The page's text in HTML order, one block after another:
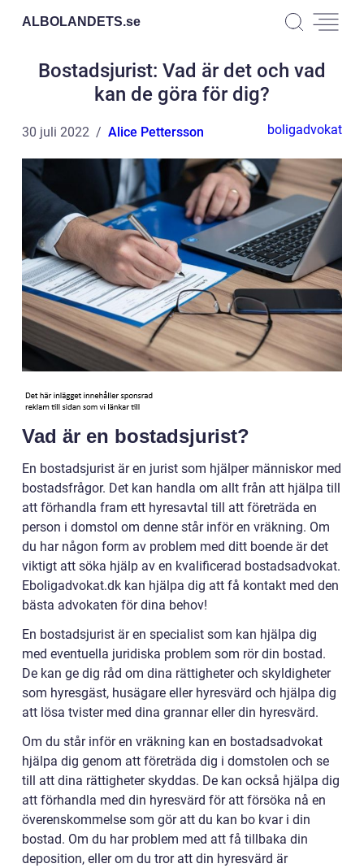
ALBOLANDETS.se
Bostadsjurist: Vad är det och vad
kan de göra för dig?
30 juli 2022 Alice Pettersson boligadvokat
Vad är en bostadsjurist?
En bostadsjurist är en jurist som hjälper människor med
bostadsfrågor. Det kan handla om allt från att hjälpa till
att förhandla fram ett hyresavtal till att företräda en
person i domstol om denne står inför en vräkning. Om
du har någon form av problem med ditt boende är det
viktigt att söka hjälp av en kvalificerad bostadsadvokat.
Eboligadvokat.dk kan hjälpa dig att få kontakt med den
bästa advokaten för dina behov!
En bostadsjurist är en specialist som kan hjälpa dig
med eventuella juridiska problem som rör din bostad.
De kan ge dig råd om dina rättigheter och skyldigheter
som hyresgäst, husägare eller hyresvärd och hjälpa dig
att lösa tvister med dina grannar eller din hyresvärd.
Om du står inför en vräkning kan en bostadsadvokat
hjälpa dig genom att företräda dig i domstolen och se
till att dina rättigheter skyddas. De kan också hjälpa dig
att förhandla med din hyresvärd för att försöka nå en
överenskommelse som gör att du kan bo kvar i din
bostad. Om du har problem med att få tillbaka din
deposition, eller om du tror att din hyresvärd är